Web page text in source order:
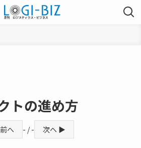
トの進め方
へ - / - 次へ ▶